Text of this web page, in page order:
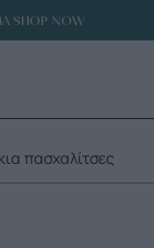
SHOP NOW
πασχαλίτσες